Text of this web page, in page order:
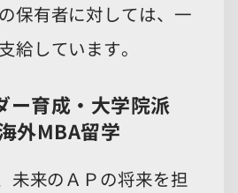
保有者に対しては、一
給しています。
ー育成​・大学院派
外MBA留学
未来のＡＰの将来を担